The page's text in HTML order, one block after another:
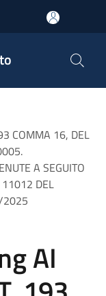
COMMA 16, DEL
A SEGUITO
11012 DEL
2025
AI